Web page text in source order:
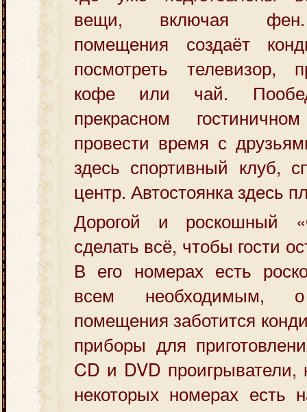
вещи, включая фен.
помещения создаёт
посмотреть телевизор,
кофе или чай.
прекрасном
провести время с
здесь спортивный клуб,
центр. Автостоянка здесь
Дорогой и роскошный
сделать всё, чтобы гости
В его номерах есть
всем необходимым, о
помещения заботится
приборы для
CD и DVD
некоторых номерах есть